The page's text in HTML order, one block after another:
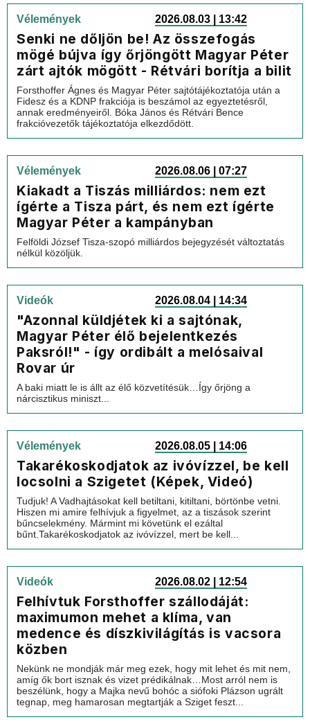
Vélemények 2026.08.03 | 13:42
Senki ne dőljön be! Az összefogás
mögé bújva így őrjöngött Magyar Péter
zárt ajtók mögött - Rétvári borítja a bilit
Forsthoffer Ágnes és Magyar Péter sajtótájékoztatója után a
Fidesz és a KDNP frakciója is beszámol az egyeztetésről,
annak eredményeiről. Bóka János és Rétvári Bence
frakcióvezetők tájékoztatója elkezdődött.
Vélemények 2026.08.06 | 07:27
Kiakadt a Tiszás milliárdos: nem ezt
ígérte a Tisza párt, és nem ezt ígérte
Magyar Péter a kampányban
Felföldi József Tisza-szopó milliárdos bejegyzését változtatás
nélkül közöljük.
Videók 2026.08.04 | 14:34
"Azonnal küldjétek ki a sajtónak,
Magyar Péter élő bejelentkezés
Paksról!" - így ordibált a melósaival
Rovar úr
A baki miatt le is állt az élő közvetítésük…Így őrjöng a
nárcisztikus miniszt...
Vélemények 2026.08.05 | 14:06
Takarékoskodjatok az ivóvízzel, be kell
locsolni a Szigetet (Képek, Videó)
Tudjuk! A Vadhajtásokat kell betiltani, kitiltani, börtönbe vetni.
Hiszen mi amire felhívjuk a figyelmet, az a tiszások szerint
bűncselekmény. Mármint mi követünk el ezáltal
bűnt.Takarékoskodjatok az ivóvízzel, mert be kell...
Videók 2026.08.02 | 12:54
Felhívtuk Forsthoffer szállodáját:
maximumon mehet a klíma, van
medence és díszkivilágítás is vacsora
közben
Nekünk ne mondják már meg ezek, hogy mit lehet és mit nem,
amíg ők bort isznak és vizet prédikálnak…Most arról nem is
beszélünk, hogy a Majka nevű bohóc a siófoki Plázson ugrált
tegnap, meg hamarosan megtartják a Sziget feszt...